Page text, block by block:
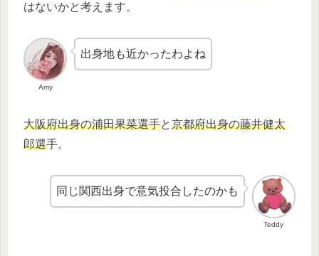
はないかと考えます。
Amy
出身地も近かったわよね
大阪府出身の浦田果菜選手と京都府出身の藤井健太
郎選手。
Teddy
同じ関西出身で意気投合したのかも